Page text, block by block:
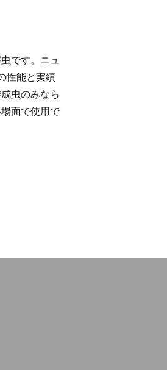
です。ニュ
性能と実績
虫のみなら
面で使用で